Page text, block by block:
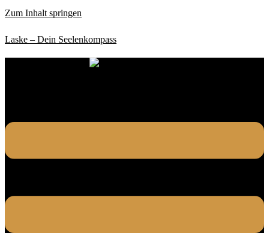
Zum Inhalt springen
Laske – Dein Seelenkompass